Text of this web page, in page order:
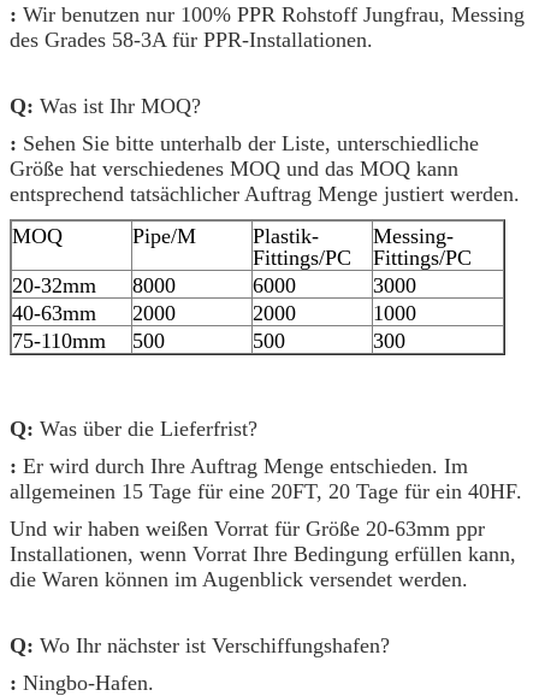
: Wir benutzen nur 100% PPR Rohstoff Jungfrau, Messing
des Grades 58-3A für PPR-Installationen.
Q: Was ist Ihr MOQ?
: Sehen Sie bitte unterhalb der Liste, unterschiedliche
Größe hat verschiedenes MOQ und das MOQ kann
entsprechend tatsächlicher Auftrag Menge justiert werden.
MOQ
Pipe/M
Plastik-
Fittings/PC
Messing-
Fittings/PC
20-32mm
8000 6000
3000
40-63mm
2000 2000
1000
75-110mm
500 500 300
Q: Was über die Lieferfrist?
: Er wird durch Ihre Auftrag Menge entschieden. Im
allgemeinen 15 Tage für eine 20FT, 20 Tage für ein 40HF.
Und wir haben weißen Vorrat für Größe 20-63mm ppr
Installationen, wenn Vorrat Ihre Bedingung erfüllen kann,
die Waren können im Augenblick versendet werden.
Q: Wo Ihr nächster ist Verschiffungshafen?
: Ningbo-Hafen.